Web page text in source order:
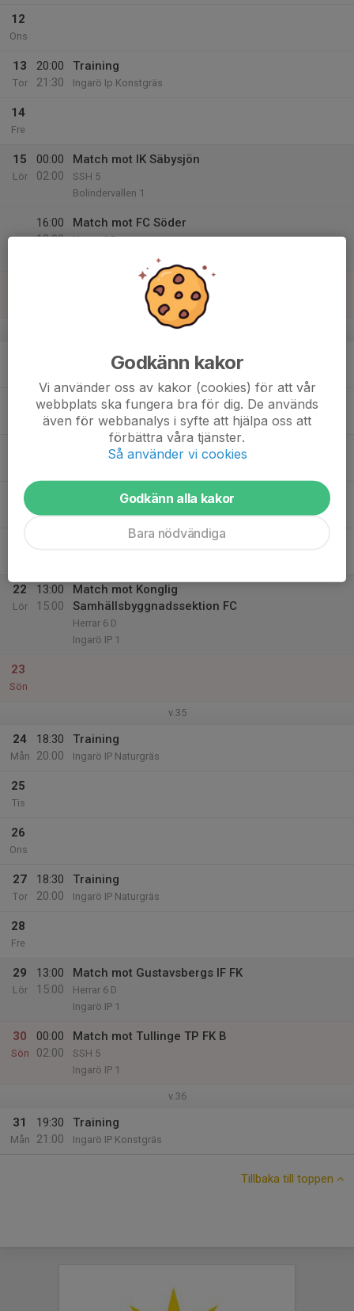
12
Ons
13
Tor
20:00
21:30
Training
Ingarö Ip Konstgräs
14
Fre
15
Lör
00:00
02:00
Match mot IK Säbysjön
SSH 5
Bolindervallen 1
16:00
18:00
Match mot FC Söder
Herrar 6 D
v.34
Training
Ingarö IP Naturgräs
20
Tor
20:30
Ingarö IP Naturgräs
22
Lör
13:00
15:00
Match mot Konglig
Samhällsbyggnadssektion FC
Herrar 6 D
Ingarö IP 1
23
Sön
v.35
24
Mån
18:30
20:00
Training
Ingarö IP Naturgräs
25
Tis
26
Ons
27
Tor
18:30
20:00
Training
Ingarö IP Naturgräs
28
Fre
29
Lör
13:00
15:00
Match mot Gustavsbergs IF FK
Herrar 6 D
Ingarö IP 1
30
Sön
00:00
02:00
Match mot Tullinge TP FK B
SSH 5
Ingarö IP 1
v.36
31
Mån
19:30
21:00
Training
Ingarö IP Konstgräs
Tillbaka till toppen
Godkänn kakor
Vi använder oss av kakor (cookies) för att vår
webbplats ska fungera bra för dig. De används
även för webbanalys i syfte att hjälpa oss att
förbättra våra tjänster.
Så använder vi cookies
Godkänn alla kakor
Bara nödvändiga